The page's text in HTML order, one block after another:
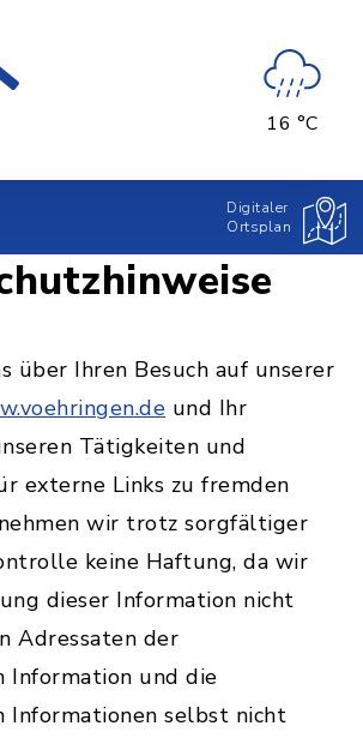
16 °C
Digitaler
Ortsplan
über Ihren Besuch auf unserer
und Ihr
Tätigkeiten und
externe Links zu fremden
wir trotz sorgfältiger
keine Haftung, da wir
dieser Information nicht
Adressaten der
und die
selbst nicht